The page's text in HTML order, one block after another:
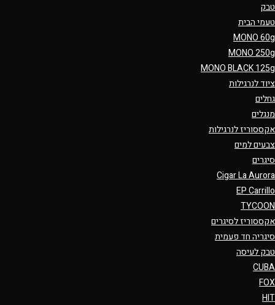
טבק
טעמי הבית
MONO 60g
MONO 250g
MONO BLACK 125g
ציוד לנרגילות
גחלים
מנגלים
אקססוריז לנרגילות
צבעים למים
סיגרים
Cigar La Aurora
EP Carrillo
TYCOON
אקססוריז לסיגרים
סיגריה חד פעמית
טבק לעיסה
CUBA
FOX
HIT